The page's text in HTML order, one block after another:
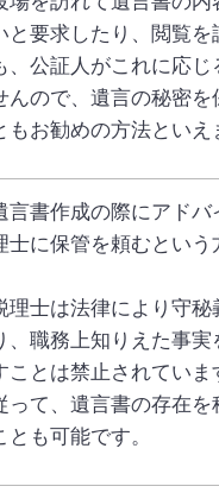
と要求したり、閲覧を
、公証人がこれに応じ
んので、 遺言の秘密を
もお勧めの方法といえ
言書作成の際にアド
士に保管を頼むという
理士は法律により守
、職務上知りえた事実
ことは禁止されていま
って、遺言書の存在
とも可能です。